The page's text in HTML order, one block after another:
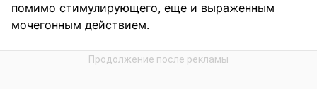
помимо стимулирующего, еще и выраженным
мочегонным действием.